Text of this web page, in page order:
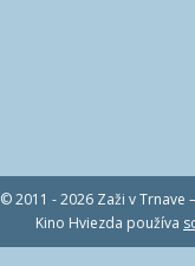
© 2011 - 2026 Zaži v Trnave
Kino Hviezda používa